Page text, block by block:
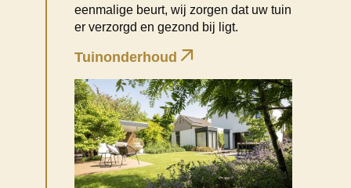
eenmalige beurt, wij zorgen dat uw tuin
er verzorgd en gezond bij ligt.
Tuinonderhoud